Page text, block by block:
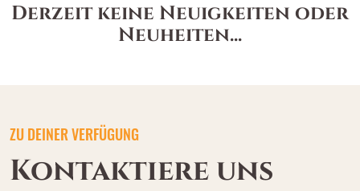
Derzeit keine Neuigkeiten oder
Neuheiten...
ZU DEINER VERFÜGUNG
Kontaktiere uns